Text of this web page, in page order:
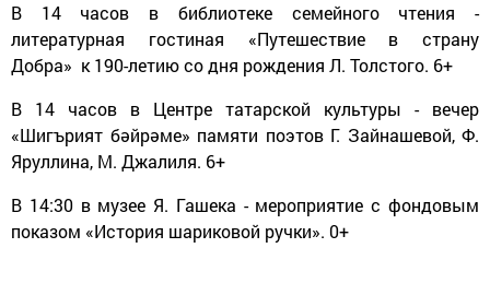
В 14 часов в библиотеке семейного чтения -
литературная гостиная «Путешествие в страну
Добра» к 190-летию со дня рождения Л. Толстого. 6+
В 14 часов в Центре татарской культуры - вечер
«Шигърият бәйрәме» памяти поэтов Г. Зайнашевой, Ф.
Яруллина, М. Джалиля. 6+
В 14:30 в музее Я. Гашека - мероприятие с фондовым
показом «История шариковой ручки». 0+